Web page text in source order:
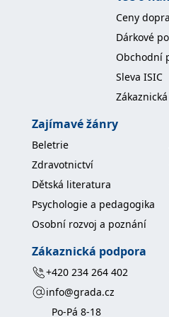
Ceny
Dárkové
Obchodní
Sleva ISIC
Zajímavé žánry
Beletrie
Zdravotnictví
Dětská literatura
Psychologie a pedagogika
Osobní rozvoj a poznání
Zákaznická podpora
+420 234 264 402
info@grada.cz
Po-Pá 8-18